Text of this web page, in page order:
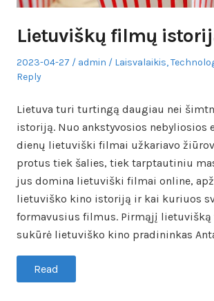
Lietuviškų filmų
Posted
on
2023-04-27 Author
admin
Posted
Laisvalaikis,
Reply
Lietuva turi turtingą daugiau nei
istoriją. Nuo ankstyvosios nebyliosios
dienų lietuviški filmai užkariavo
protus tiek šalies, tiek tarptautiniu
jus domina lietuviški filmai online,
lietuviško kino istoriją ir kai kuriuos
formavusius filmus. Pirmąjį lietuvišką
sukūrė lietuviško kino pradininkas
Read